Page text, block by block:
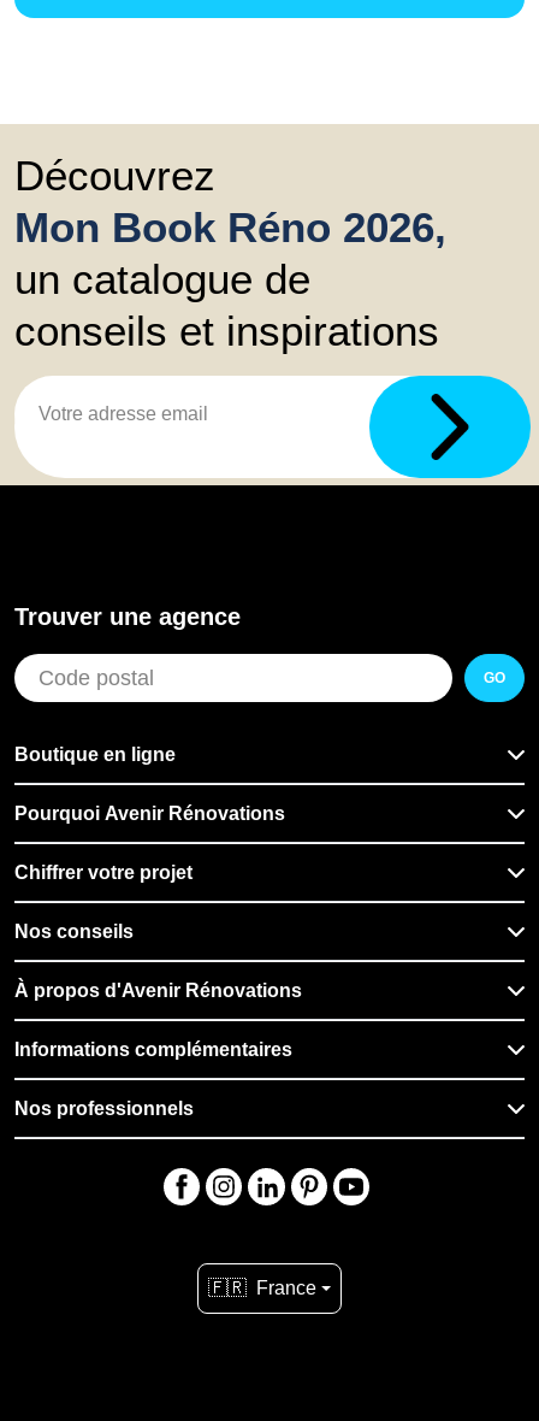
Découvrez
Mon Book Réno 2026,
un catalogue de
conseils et inspirations
Trouver une agence
GO
Boutique en ligne
Pourquoi Avenir Rénovations
Chiffrer votre projet
Nos conseils
À propos d'Avenir Rénovations
Informations complémentaires
Nos professionnels
🇫🇷 France